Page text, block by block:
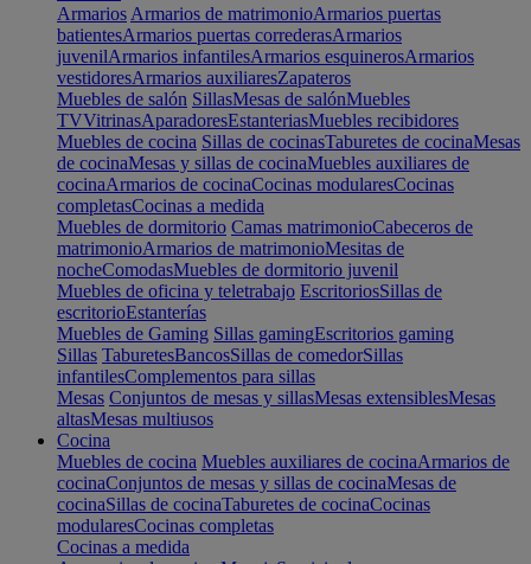
Armarios Armarios de matrimonioArmarios puertas
batientesArmarios puertas correderasArmarios
juvenilArmarios infantilesArmarios esquinerosArmarios
vestidoresArmarios auxiliaresZapateros
Muebles de salón SillasMesas de salónMuebles
TVVitrinasAparadoresEstanteriasMuebles recibidores
Muebles de cocina Sillas de cocinasTaburetes de cocinaMesas
de cocinaMesas y sillas de cocinaMuebles auxiliares de
cocinaArmarios de cocinaCocinas modularesCocinas
completasCocinas a medida
Muebles de dormitorio Camas matrimonioCabeceros de
matrimonioArmarios de matrimonioMesitas de
nocheComodasMuebles de dormitorio juvenil
Muebles de oficina y teletrabajo EscritoriosSillas de
escritorioEstanterías
Muebles de Gaming Sillas gamingEscritorios gaming
Sillas TaburetesBancosSillas de comedorSillas
infantilesComplementos para sillas
Mesas Conjuntos de mesas y sillasMesas extensiblesMesas
altasMesas multiusos
Cocina
Muebles de cocina Muebles auxiliares de cocinaArmarios de
cocinaConjuntos de mesas y sillas de cocinaMesas de
cocinaSillas de cocinaTaburetes de cocinaCocinas
modularesCocinas completas
Cocinas a medida